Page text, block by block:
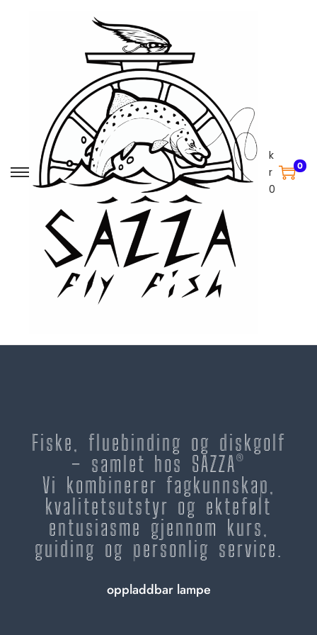
k
r
0
0
Fiske, fluebinding og diskgolf
– samlet hos SAZZA®
Vi kombinerer fagkunnskap,
kvalitetsutstyr og ektefølt
entusiasme gjennom kurs,
guiding og personlig service.
oppladdbar lampe